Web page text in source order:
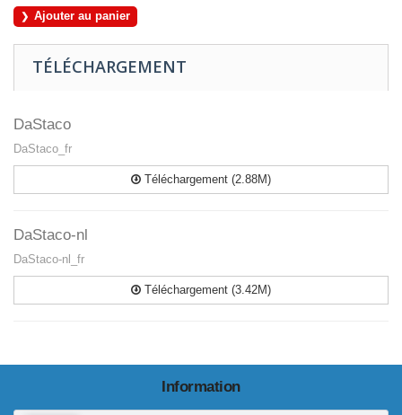
Ajouter au panier
TÉLÉCHARGEMENT
DaStaco
DaStaco_fr
Téléchargement (2.88M)
DaStaco-nl
DaStaco-nl_fr
Téléchargement (3.42M)
Information